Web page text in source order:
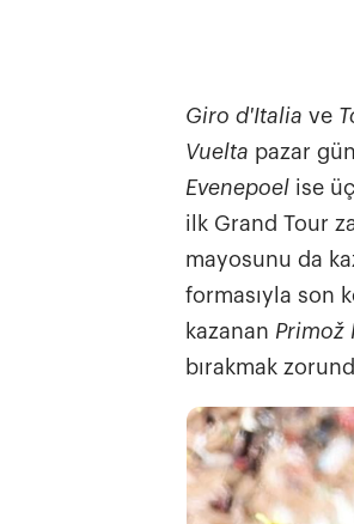
Giro d'Italia ve
Vuelta pazar
Evenepoel ise
ilk Grand Tour
mayosunu da
formasıyla son
kazanan Primož
bırakmak